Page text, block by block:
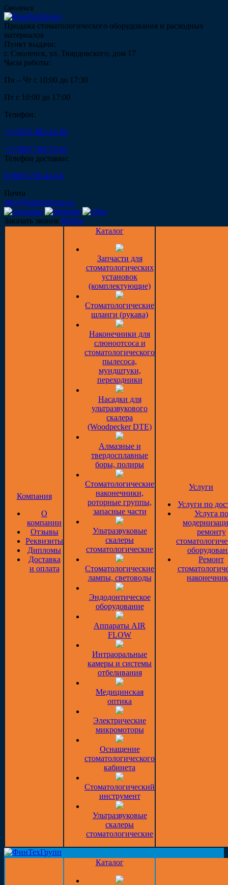
Смоленск
Продажа стоматологического оборудования и расходных
материалов
Пункт выдачи:
г. Смоленск, ул. Твардовского, дом 17
Часы работы:
Пн – Чт с 10:00 до 17:30
Пт с 10:00 до 17:00
Телефон:
+7 (910) 482-22-82
+7 (985) 764-74-61
Телефон доставки:
8 (800) 250-44-34
Почта
info@fintechgroup.ru
Заказать звонок Войти
Компания
О
компании
Отзывы
Реквизиты
Дипломы
Доставка
и оплата
Каталог
Запчасти для
стоматологических
установок
(комплектующие)
Стоматологические
шланги (рукава)
Наконечники для
слюноотсоса и
стоматологического
пылесоса,
мундштуки,
переходники
Насадки для
ультразвукового
скалера
(Woodpecker DTE)
Алмазные и
твердосплавные
боры, полиры
Стоматологические
наконечники,
роторные группы,
запасные части
Ультразвуковые
скалеры
стоматологические
Стоматологические
лампы, световоды
Эндодонтическое
оборудование
Аппараты AIR
FLOW
Интраоральные
камеры и системы
отбеливания
Медицинская
оптика
Электрические
микромоторы
Оснащение
стоматологического
кабинета
Стоматологический
инструмент
Ультразвуковые
скалеры
стоматологические
Услуги
Услуги по
Услуга по
ремонту
Ремонт
Каталог